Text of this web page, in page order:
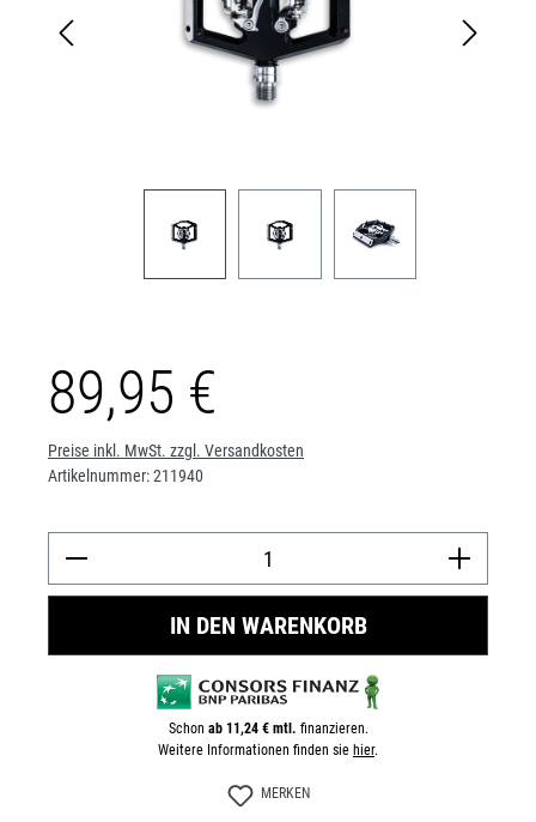
89,95 €
Preise inkl. MwSt. zzgl. Versandkosten
Artikelnummer:211940
IN DEN WARENKORB
Schon ab 11,24 € mtl. finanzieren.
Weitere Informationen finden sie hier.
MERKEN